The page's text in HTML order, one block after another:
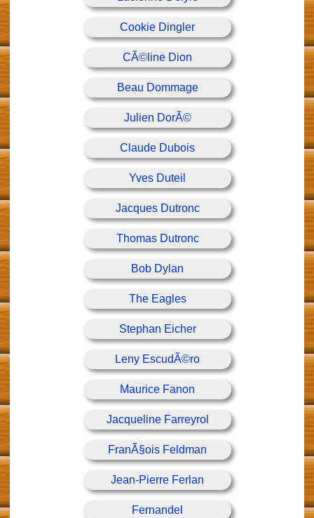
Cookie Dingler
CÃ©line Dion
Beau Dommage
Julien DorÃ©
Claude Dubois
Yves Duteil
Jacques Dutronc
Thomas Dutronc
Bob Dylan
The Eagles
Stephan Eicher
Leny EscudÃ©ro
Maurice Fanon
Jacqueline Farreyrol
FranÃ§ois Feldman
Jean-Pierre Ferlan
Fernandel